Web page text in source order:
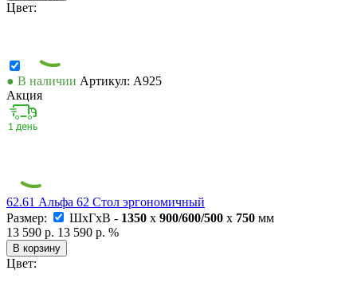
Цвет:
● В наличии Артикул: А925
Акция
62.61 Альфа 62 Стол эргономичный
Размер:
ШxГxВ - 1350 x 900/600/500 x 750 мм
13 590 р. 13 590 р. %
В корзину
Цвет: